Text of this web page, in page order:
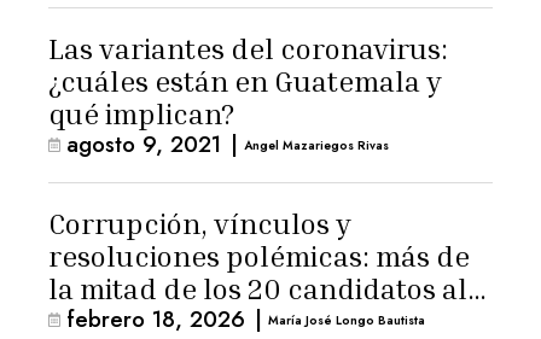
Las variantes del coronavirus:
¿cuáles están en Guatemala y
qué implican?
agosto 9, 2021 | Angel Mazariegos Rivas
Corrupción, vínculos y
resoluciones polémicas: más de
la mitad de los 20 candidatos al
TSE ha sido cuestionado
febrero 18, 2026 | María José Longo Bautista